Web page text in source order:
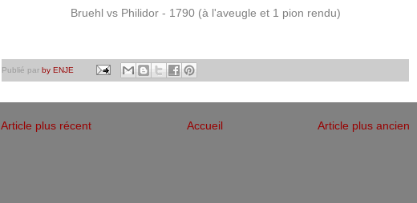
Bruehl vs Philidor - 1790 (à l'aveugle et 1 pion rendu)
Publié par by ENJE
Article plus récent Article plus ancien
Accueil